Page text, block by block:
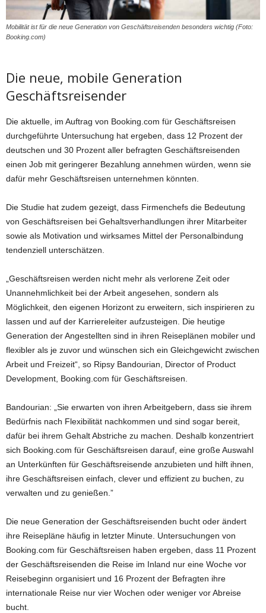
Mobilität ist für die neue Generation von Geschäftsreisenden besonders wichtig (Foto:
Booking.com)
Die neue, mobile Generation
Geschäftsreisender
Die aktuelle, im Auftrag von Booking.com für Geschäftsreisen
durchgeführte Untersuchung hat ergeben, dass 12 Prozent der
deutschen und 30 Prozent aller befragten Geschäftsreisenden
einen Job mit geringerer Bezahlung annehmen würden, wenn sie
dafür mehr Geschäftsreisen unternehmen könnten.
Die Studie hat zudem gezeigt, dass Firmenchefs die Bedeutung
von Geschäftsreisen bei Gehaltsverhandlungen ihrer Mitarbeiter
sowie als Motivation und wirksames Mittel der Personalbindung
tendenziell unterschätzen.
„Geschäftsreisen werden nicht mehr als verlorene Zeit oder
Unannehmlichkeit bei der Arbeit angesehen, sondern als
Möglichkeit, den eigenen Horizont zu erweitern, sich inspirieren zu
lassen und auf der Karriereleiter aufzusteigen. Die heutige
Generation der Angestellten sind in ihren Reiseplänen mobiler und
flexibler als je zuvor und wünschen sich ein Gleichgewicht zwischen
Arbeit und Freizeit“, so Ripsy Bandourian, Director of Product
Development, Booking.com für Geschäftsreisen.
Bandourian: „Sie erwarten von ihren Arbeitgebern, dass sie ihrem
Bedürfnis nach Flexibilität nachkommen und sind sogar bereit,
dafür bei ihrem Gehalt Abstriche zu machen. Deshalb konzentriert
sich Booking.com für Geschäftsreisen darauf, eine große Auswahl
an Unterkünften für Geschäftsreisende anzubieten und hilft ihnen,
ihre Geschäftsreisen einfach, clever und effizient zu buchen, zu
verwalten und zu genießen.”
Die neue Generation der Geschäftsreisenden bucht oder ändert
ihre Reisepläne häufig in letzter Minute. Untersuchungen von
Booking.com für Geschäftsreisen haben ergeben, dass 11 Prozent
der Geschäftsreisenden die Reise im Inland nur eine Woche vor
Reisebeginn organisiert und 16 Prozent der Befragten ihre
internationale Reise nur vier Wochen oder weniger vor Abreise
bucht.